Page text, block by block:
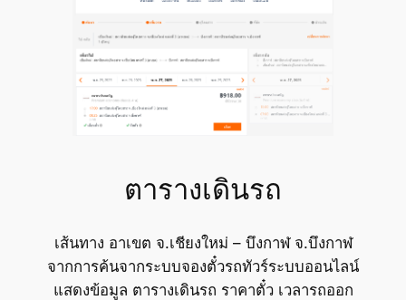
ตารางเดินรถ
เส้นทาง อาเขต จ.เชียงใหม่ – บึงกาฬ จ.บึงกาฬ
จากการค้นจากระบบจองตั๋วรถทัวร์ระบบออนไลน์
แสดงข้อมูล ตารางเดินรถ ราคาตั๋ว เวลารถออก